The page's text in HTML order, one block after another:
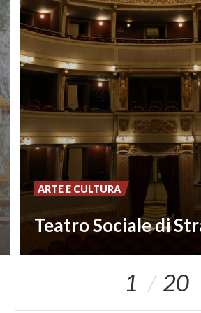
fisarmoniche ed ilMuseo
sezioni di botanica, ecologia,
soprattutto, geologia e
della zona.
Teatro Sociale di
ARTE E CULTURA
1 20